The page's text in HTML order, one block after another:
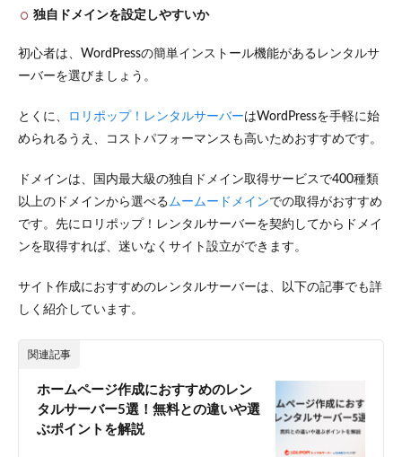
5.2
説明
が不
る
5.3
イン
重視
線が
弱い
表示
速度
い
更新
が止
まっ
て放
独自ドメインを設定しやすいか
初心者は、WordPressの簡単インストール機能があるレンタルサ
ーバーを選びましょう。
とくに、 ロリポップ！レンタルサーバーはWordPressを手軽に始
められるうえ、コストパフォーマンスも高いためおすすめです。
ドメインは、国内最大級の独自ドメイン取得サービスで400種類
以上のドメインから選べるムームードメインでの取得がおすすめ
です。先にロリポップ！レンタルサーバーを契約してからドメイ
ンを取得すれば、迷いなくサイト設立ができます。
サイト作成におすすめのレンタルサーバーは、以下の記事でも詳
しく紹介しています。
関連記事
ホームページ作成におすすめのレン
タルサーバー5選！無料との違いや選
ぶポイントを解説